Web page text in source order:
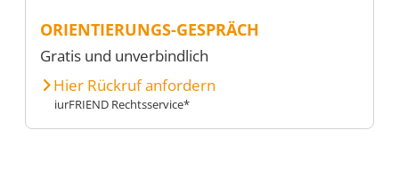
ORIENTIERUNGS-GESPRÄCH
Gratis und unverbindlich
Hier Rückruf anfordern
iurFRIEND Rechtsservice*